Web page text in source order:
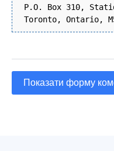
P.O. Box 310,
Toronto, Ontario,
Показати форму